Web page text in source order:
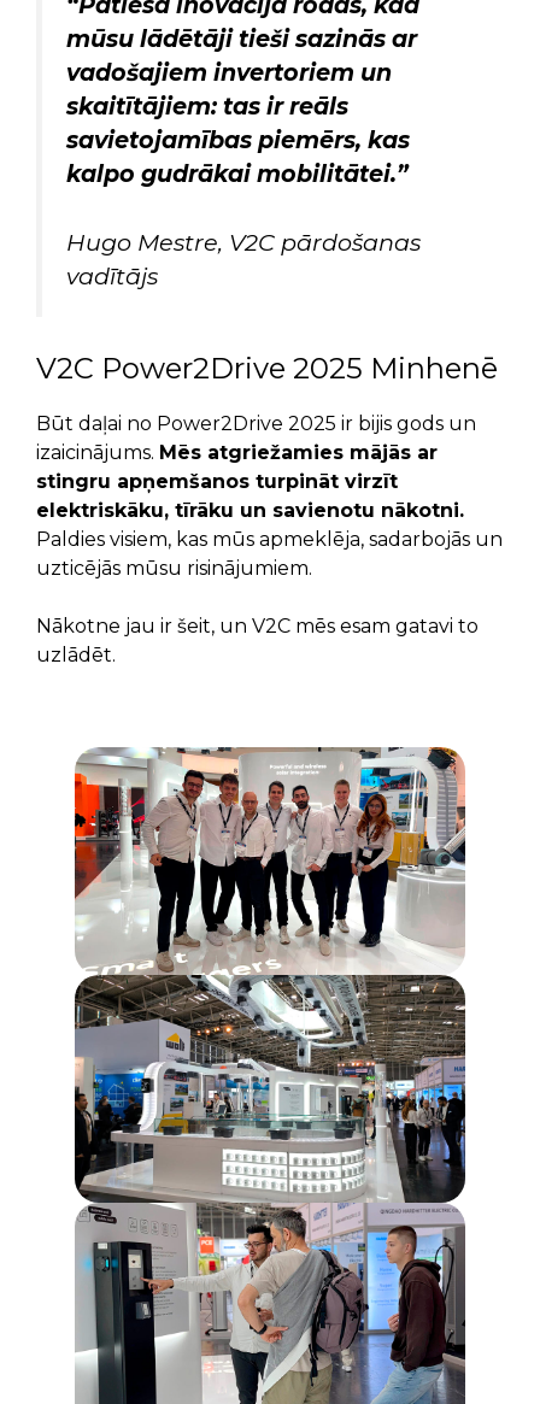
mūsu lādētāji tieši sazinās ar
vadošajiem invertoriem un
skaitītājiem: tas ir reāls
savietojamības piemērs, kas
kalpo gudrākai mobilitātei.”
Hugo Mestre, V2C pārdošanas
vadītājs
V2C Power2Drive 2025 Minhenē
Būt daļai no Power2Drive 2025 ir bijis gods un
izaicinājums. Mēs atgriežamies mājās ar
stingru apņemšanos turpināt virzīt
elektriskāku, tīrāku un savienotu nākotni.
Paldies visiem, kas mūs apmeklēja, sadarbojās un
uzticējās mūsu risinājumiem.
Nākotne jau ir šeit, un V2C mēs esam gatavi to
uzlādēt.